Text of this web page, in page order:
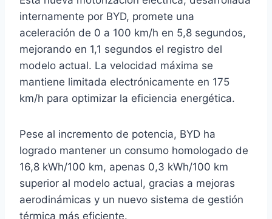
internamente por BYD, promete una
aceleración de 0 a 100 km/h en 5,8 segundos,
mejorando en 1,1 segundos el registro del
modelo actual. La velocidad máxima se
mantiene limitada electrónicamente en 175
km/h para optimizar la eficiencia energética.
Pese al incremento de potencia, BYD ha
logrado mantener un consumo homologado de
16,8 kWh/100 km, apenas 0,3 kWh/100 km
superior al modelo actual, gracias a mejoras
aerodinámicas y un nuevo sistema de gestión
térmica más eficiente.